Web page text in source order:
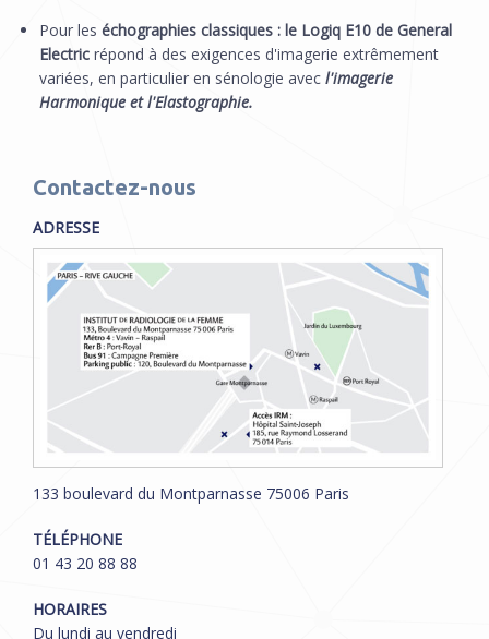
Pour les échographies classiques : le Logiq E10 de General
Electric répond à des exigences d'imagerie extrêmement
variées, en particulier en sénologie avec l'imagerie
Harmonique et l'Elastographie.
Contactez-nous
ADRESSE
133 boulevard du Montparnasse 75006 Paris
TÉLÉPHONE
01 43 20 88 88
HORAIRES
Du lundi au vendredi